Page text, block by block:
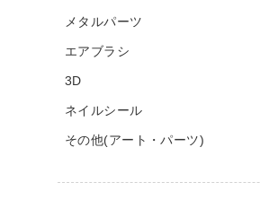
メタルパーツ
エアブラシ
3D
ネイルシール
その他(アート・パーツ)